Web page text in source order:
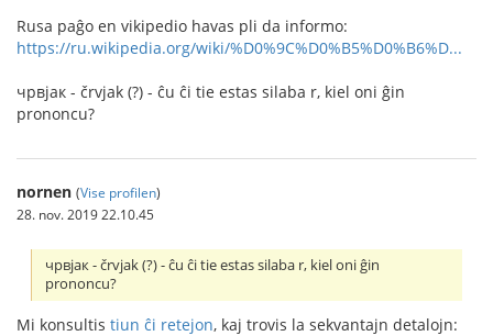
Rusa paĝo en vikipedio havas pli da informo:
https://ru.wikipedia.org/wiki/%D0%9C%D0%B5%D0%B6%D...
чрвjак - črvjak (?) - ĉu ĉi tie estas silaba r, kiel oni ĝin
prononcu?
nornen (Vise profilen)
28. nov. 2019 22.10.45
чрвjак - črvjak (?) - ĉu ĉi tie estas silaba r, kiel oni ĝin
prononcu?
Mi konsultis tiun ĉi retejon, kaj trovis la sekvantajn detalojn: